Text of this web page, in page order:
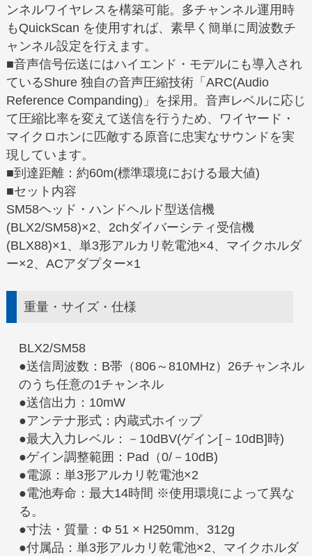
ンネルワイヤレスを構築可能。多チャンネル運用時
もQuickScan を使用すれば、素早く簡単に周波数チ
ャンネル設定を行えます。
■音声信号伝送にはハイエンド・モデルにも導入され
ているShure 独自の音声圧縮技術「ARC(Audio
Reference Companding)」を採用。音声レベルに応じ
て圧縮比率を変えて送信を行うため、ワイヤード・
マイクロホンに匹敵する原音に忠実なサウンドを実
現しています。
■到達距離：約60m(標準環境における最大値)
■セット内容
SM58ヘッド・ハンドヘルド型送信機
(BLX2/SM58)×2、2chダイバーシティ受信機
(BLX88)×1、単3形アルカリ乾電池×4、マイクホルダ
ー×2、ACアダプター×1
重量・サイズ・仕様
BLX2/SM58
●送信周波数：B帯（806～810MHz）26チャンネル
のうち任意の1チャンネル
●送信出力：10mW
●アンテナ形式：内蔵式ホイップ
●最大入力レベル：－10dBV(ゲイン[－10dB]時)
●ゲイン調整範囲：Pad（0/－10dB)
●電源：単3形アルカリ乾電池×2
●電池寿命：最大14時間 ※使用環境によって異な
る。
●寸法・質量：Φ 51 × H250mm、312g
●付属品：単3形アルカリ乾電池×2、マイクホルダ